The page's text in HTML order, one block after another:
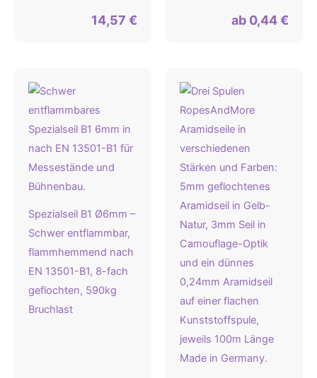
14,57 € ab 0,44€
Spezialseil B1 Ø6mm –
Schwer entflammbar,
flammhemmend nach
EN 13501-B1, 8-fach
geflochten, 590kg
Bruchlast